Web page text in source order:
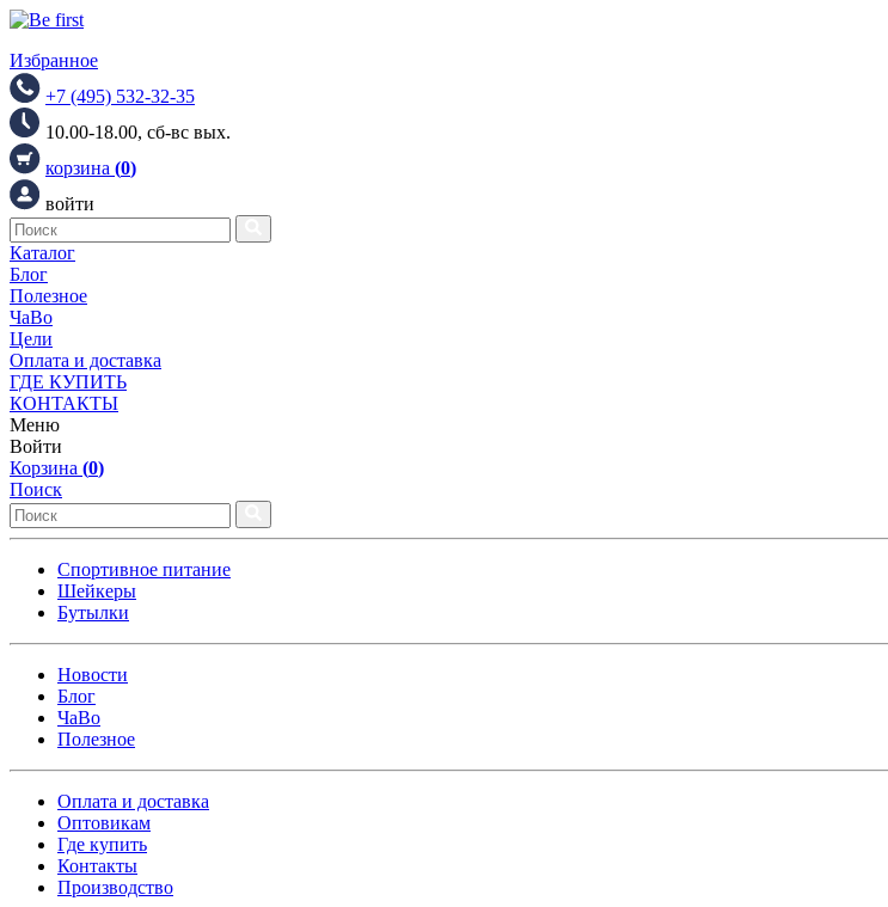
Избранное
+7 (495) 532-32-35
10.00-18.00, сб-вс вых.
корзина (0)
войти
Каталог
Блог
Полезное
ЧаВо
Цели
Оплата и доставка
ГДЕ КУПИТЬ
КОНТАКТЫ
Меню
Войти
Корзина (0)
Поиск
Спортивное питание
Шейкеры
Бутылки
Новости
Блог
ЧаВо
Полезное
Оплата и доставка
Оптовикам
Где купить
Контакты
Производство